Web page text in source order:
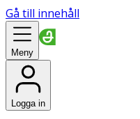
Gå till innehåll
Meny
Logga in